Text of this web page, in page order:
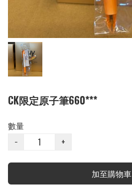
CK限定原子筆660***
數量
−
+
加至購物車